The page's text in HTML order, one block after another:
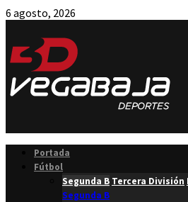
6 agosto, 2026
Portada
Fútbol
Segunda B Tercera División
Segunda B